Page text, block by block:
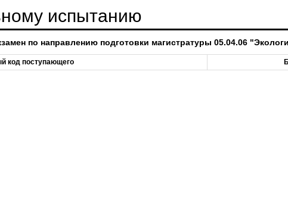
испытанию
по направлению подготовки магистратуры 05.04.06
код поступающего